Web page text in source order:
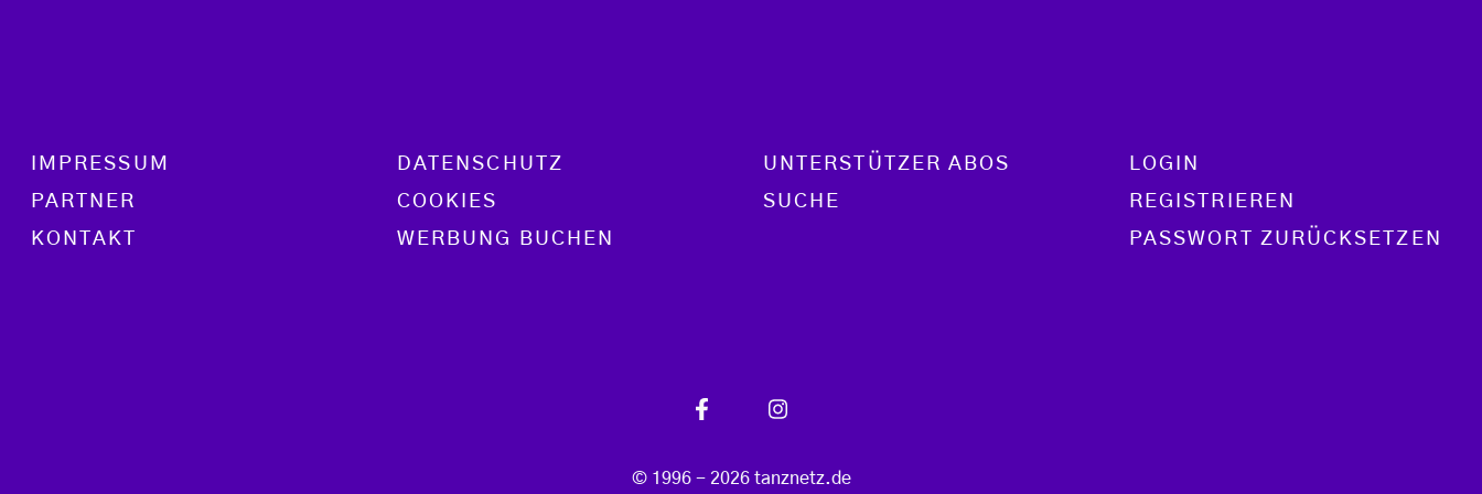
Footer menu
IMPRESSUM
PARTNER
KONTAKT
DATENSCHUTZ
COOKIES
WERBUNG BUCHEN
UNTERSTÜTZER ABOS
SUCHE
LOGIN
REGISTRIEREN
PASSWORT ZURÜCKSETZEN
© 1996 - 2026 tanznetz.de